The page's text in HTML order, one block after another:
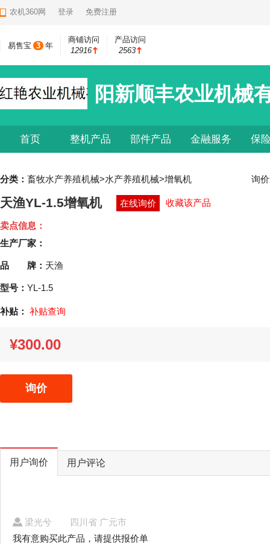
农机360网 登录 免费注册
易售宝 3 年
商铺访问
12916
产品访问
2563
阳新顺丰农业机械
首页 整机产品 部件产品 金融服务 保
询
分类： 畜牧水产养殖机械>水产养殖机械>增氧机
天渔YL-1.5增氧机 在线询价 收藏该产品
卖点信息：
生产厂家：
品 牌： 天渔
型号： YL-1.5
补贴： 补贴查询
¥300.00
询价
用户询价 用户评论
梁光兮
四川省 广元市
我有意购买此产品，请提供报价单